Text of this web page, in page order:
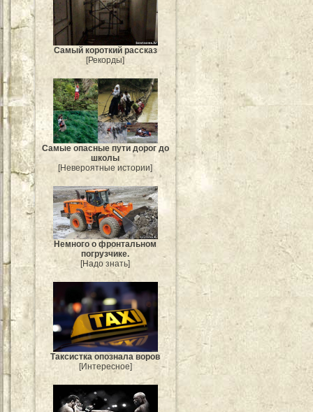
Самый короткий рассказ
[Рекорды]
Самые опасные пути дорог до
школы
[Невероятные истории]
Немного о фронтальном
погрузчике.
[Надо знать]
Таксистка опознала воров
[Интересное]